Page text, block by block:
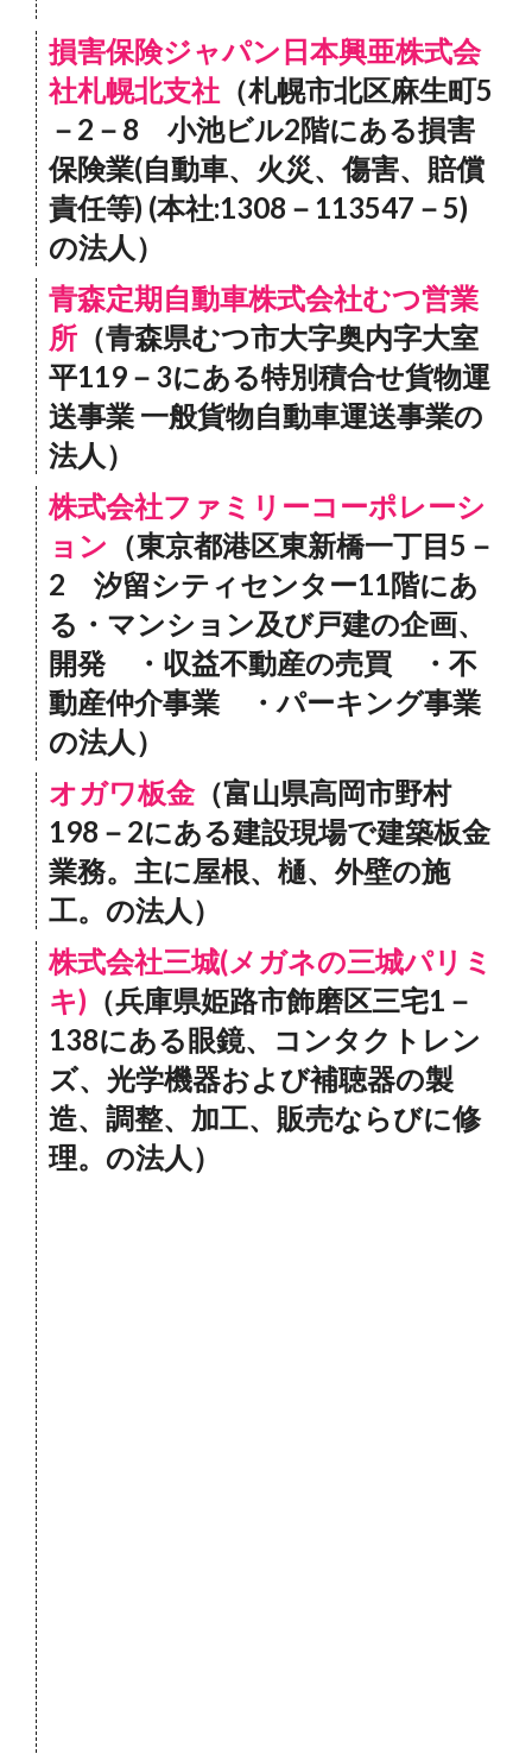
損害保険ジャパン日本興亜株式会
社札幌北支社 （札幌市北区麻生町5
－2－8 小池ビル2階にある損害
保険業(自動車、火災、傷害、賠償
責任等) (本社:1308－113547－5)
の法人）
青森定期自動車株式会社むつ営業
所 （青森県むつ市大字奥内字大室
平119－3にある特別積合せ貨物運
送事業 一般貨物自動車運送事業の
法人）
株式会社ファミリーコーポレーシ
ョン （東京都港区東新橋一丁目5－
2 汐留シティセンター11階にあ
る・マンション及び戸建の企画、
開発 ・収益不動産の売買 ・不
動産仲介事業 ・パーキング事業
の法人）
オガワ板金（富山県高岡市野村
198－2にある建設現場で建築板金
業務。主に屋根、樋、外壁の施
工。の法人）
株式会社三城(メガネの三城パリミ
キ) （兵庫県姫路市飾磨区三宅1－
138にある眼鏡、コンタクトレン
ズ、光学機器および補聴器の製
造、調整、加工、販売ならびに修
理。の法人）